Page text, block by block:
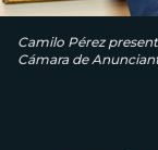
Camilo Pérez
Cámara de